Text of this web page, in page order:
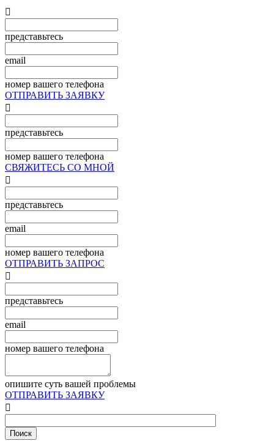

представьтесь
email
номер вашего телефона
ОТПРАВИТЬ ЗАЯВКУ

представьтесь
номер вашего телефона
СВЯЖИТЕСЬ СО МНОЙ

представьтесь
email
номер вашего телефона
ОТПРАВИТЬ ЗАПРОС

представьтесь
email
номер вашего телефона
опишите суть вашей проблемы
ОТПРАВИТЬ ЗАЯВКУ
